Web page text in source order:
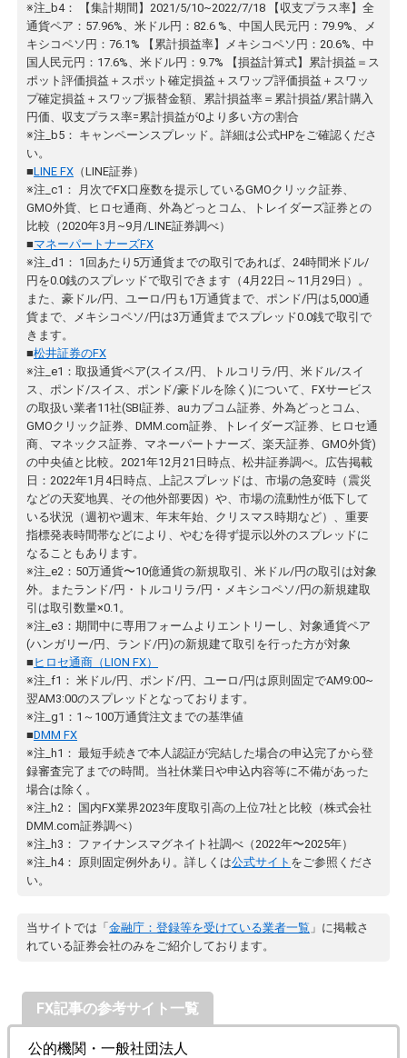
※注_b4： 【集計期間】2021/5/10~2022/7/18 【収支プラス率】全
通貨ペア：57.96%、米ドル円：82.6 %、中国人民元円：79.9%、メ
キシコペソ円：76.1% 【累計損益率】メキシコペソ円：20.6%、中
国人民元円：17.6%、米ドル円：9.7% 【損益計算式】累計損益＝ス
ポット評価損益＋スポット確定損益＋スワップ評価損益＋スワッ
プ確定損益＋スワップ振替金額、累計損益率＝累計損益/累計購入
円価、収支プラス率=累計損益が0より多い方の割合
※注_b5： キャンペーンスプレッド。詳細は公式HPをご確認くださ
い。
■LINE FX （LINE証券）
※注_c1： 月次でFX口座数を提示しているGMOクリック証券、
GMO外貨、ヒロセ通商、外為どっとコム、トレイダーズ証券との
比較（2020年3月~9月/LINE証券調べ）
■マネーパートナーズFX
※注_d1： 1回あたり5万通貨までの取引であれば、24時間米ドル/
円を0.0銭のスプレッドで取引できます（4月22日～11月29日）。
また、豪ドル/円、ユーロ/円も1万通貨まで、ポンド/円は5,000通
貨まで、メキシコペソ/円は3万通貨までスプレッド0.0銭で取引で
きます。
■松井証券のFX
※注_e1：取扱通貨ペア(スイス/円、トルコリラ/円、米ドル/スイ
ス、ポンド/スイス、ポンド/豪ドルを除く)について、FXサービス
の取扱い業者11社(SBI証券、auカブコム証券、外為どっとコム、
GMOクリック証券、DMM.com証券、トレイダーズ証券、ヒロセ通
商、マネックス証券、マネーパートナーズ、楽天証券、GMO外貨)
の中央値と比較。2021年12月21日時点、松井証券調べ。広告掲載
日：2022年1月4日時点、上記スプレッドは、市場の急変時（震災
などの天変地異、その他外部要因）や、市場の流動性が低下して
いる状況（週初や週末、年末年始、クリスマス時期など）、重要
指標発表時間帯などにより、やむを得ず提示以外のスプレッドに
なることもあります。
※注_e2：50万通貨〜10億通貨の新規取引、米ドル/円の取引は対象
外。またランド/円・トルコリラ/円・メキシコペソ/円の新規建取
引は取引数量×0.1。
※注_e3：期間中に専用フォームよりエントリーし、対象通貨ペア
(ハンガリー/円、ランド/円)の新規建て取引を行った方が対象
■ ヒロセ通商（LION FX）
※注_f1： 米ドル/円、ポンド/円、ユーロ/円は原則固定でAM9:00~
翌AM3:00のスプレッドとなっております。
※注_g1：1～100万通貨注文までの基準値
■DMM FX
※注_h1： 最短手続きで本人認証が完結した場合の申込完了から登
録審査完了までの時間。当社休業日や申込内容等に不備があった
場合は除く。
※注_h2： 国内FX業界2023年度取引高の上位7社と比較（株式会社
DMM.com証券調べ）
※注_h3： ファイナンスマグネイト社調べ（2022年〜2025年）
※注_h4： 原則固定例外あり。詳しくは公式サイト をご参照くださ
い。
当サイトでは「金融庁：登録等を受けている業者一覧 」に掲載さ
れている証券会社のみをご紹介しております。
FX記事の参考サイト一覧
公的機関・一般社団法人